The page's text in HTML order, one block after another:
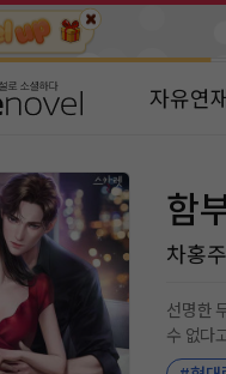
자유연
함
차홍주
선명한 두 줄이
수 없다고 선 그은 도진. 그의 아이를 임신한 차희는 스
아귀는